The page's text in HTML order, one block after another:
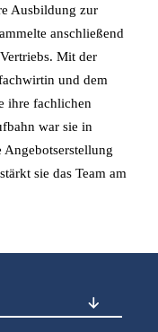
Ausbildung zur
anschließend
Mit der
und dem
ihre fachlichen
war sie in
sie das Team am